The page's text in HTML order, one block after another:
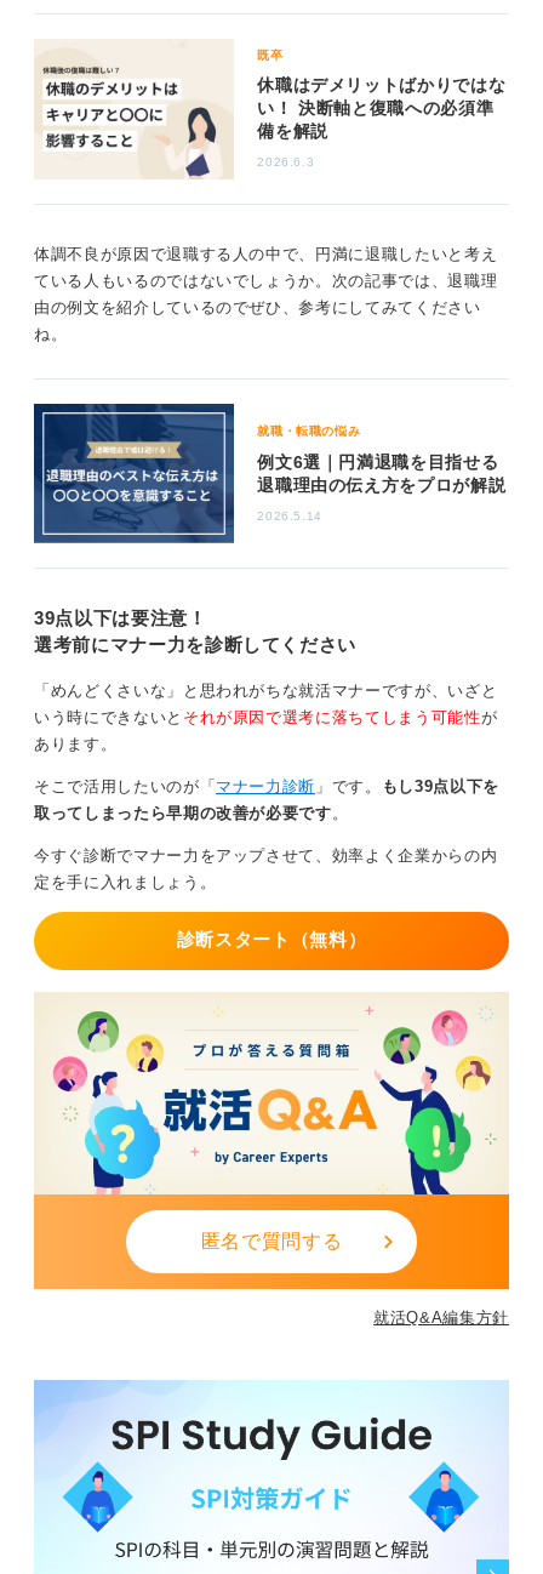
既卒
休職はデメリットばかりではな
い！ 決断軸と復職への必須準
備を解説
2026.6.3
体調不良が原因で退職する人の中で、円満に退職したいと考え
ている人もいるのではないでしょうか。次の記事では、退職理
由の例文を紹介しているのでぜひ、参考にしてみてください
ね。
就職・転職の悩み
例文6選｜円満退職を目指せる
退職理由の伝え方をプロが解説
2026.5.14
39点以下は要注意！
選考前にマナー力を診断してください
「めんどくさいな」と思われがちな就活マナーですが、いざと
いう時にできないと それが原因で選考に落ちてしまう可能性が
あります。
そこで活用したいのが「マナー力診断 」です。
もし39点以下を
取ってしまったら早期の改善が必要です 。
今すぐ診断でマナー力をアップさせて、効率よく企業からの内
定を手に入れましょう。
診断スタート（無料）
匿名で質問する
就活Q&A編集方針